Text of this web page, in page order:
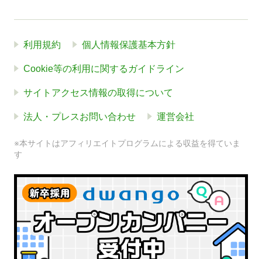
利用規約 個人情報保護基本方針
Cookie等の利用に関するガイドライン
サイトアクセス情報の取得について
法人・プレスお問い合わせ 運営会社
※本サイトはアフィリエイトプログラムによる収益を得ていま
す